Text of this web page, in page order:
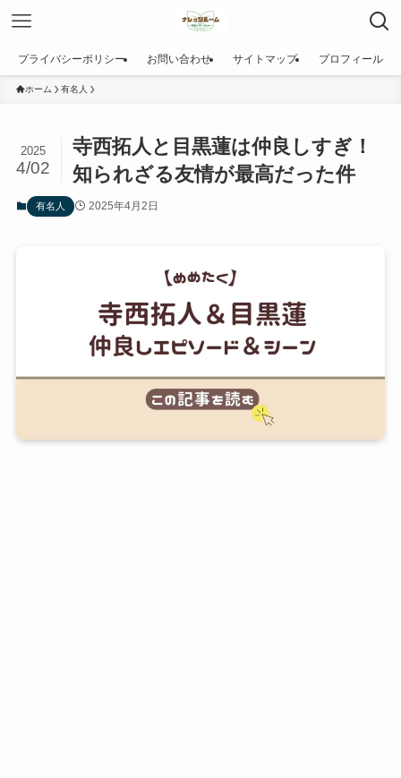
プライバシーポリシー お問い合わせ サイトマップ プロフィール
ホーム 有名人
寺西拓人と目黒蓮は仲良しすぎ！
知られざる友情が最高だった件
2025
4/02
有名人 2025年4月2日